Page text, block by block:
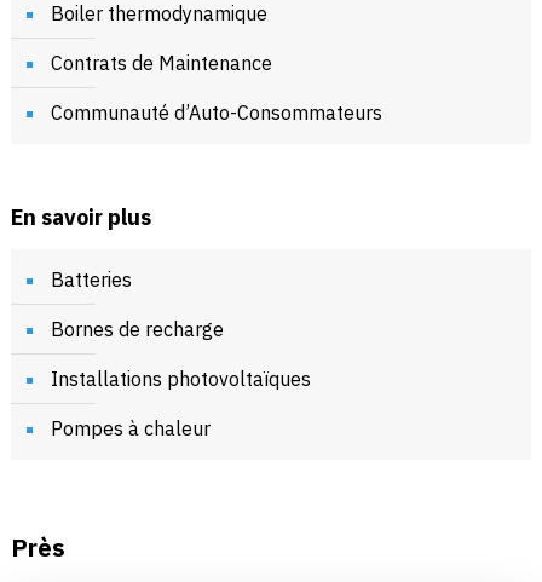
Boiler thermodynamique
Contrats de Maintenance
Communauté d’Auto-Consommateurs
En savoir plus
Batteries
Bornes de recharge
Installations photovoltaïques
Pompes à chaleur
Près